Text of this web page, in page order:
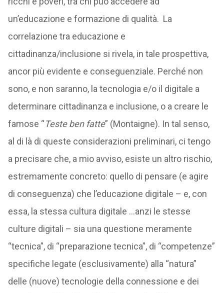
un’educazione e formazione di qualità. La
correlazione tra educazione e
cittadinanza/inclusione si rivela, in tale prospettiva,
ancor più evidente e conseguenziale. Perché non
sono, e non saranno, la tecnologia e/o il digitale a
determinare cittadinanza e inclusione, o a creare le
famose “Teste ben fatte” (Montaigne). In tal senso,
al di là di queste considerazioni preliminari, ci tengo
a precisare che, a mio avviso, esiste un altro rischio,
estremamente concreto: quello di pensare (e agire
di conseguenza) che l’educazione digitale – e, con
essa, la stessa cultura digitale …anzi le stesse
culture digitali – sia una questione meramente
“tecnica”, di “preparazione tecnica”, di “competenze”
specifiche legate (esclusivamente) alla “natura”
delle (nuove) tecnologie della connessione e dei